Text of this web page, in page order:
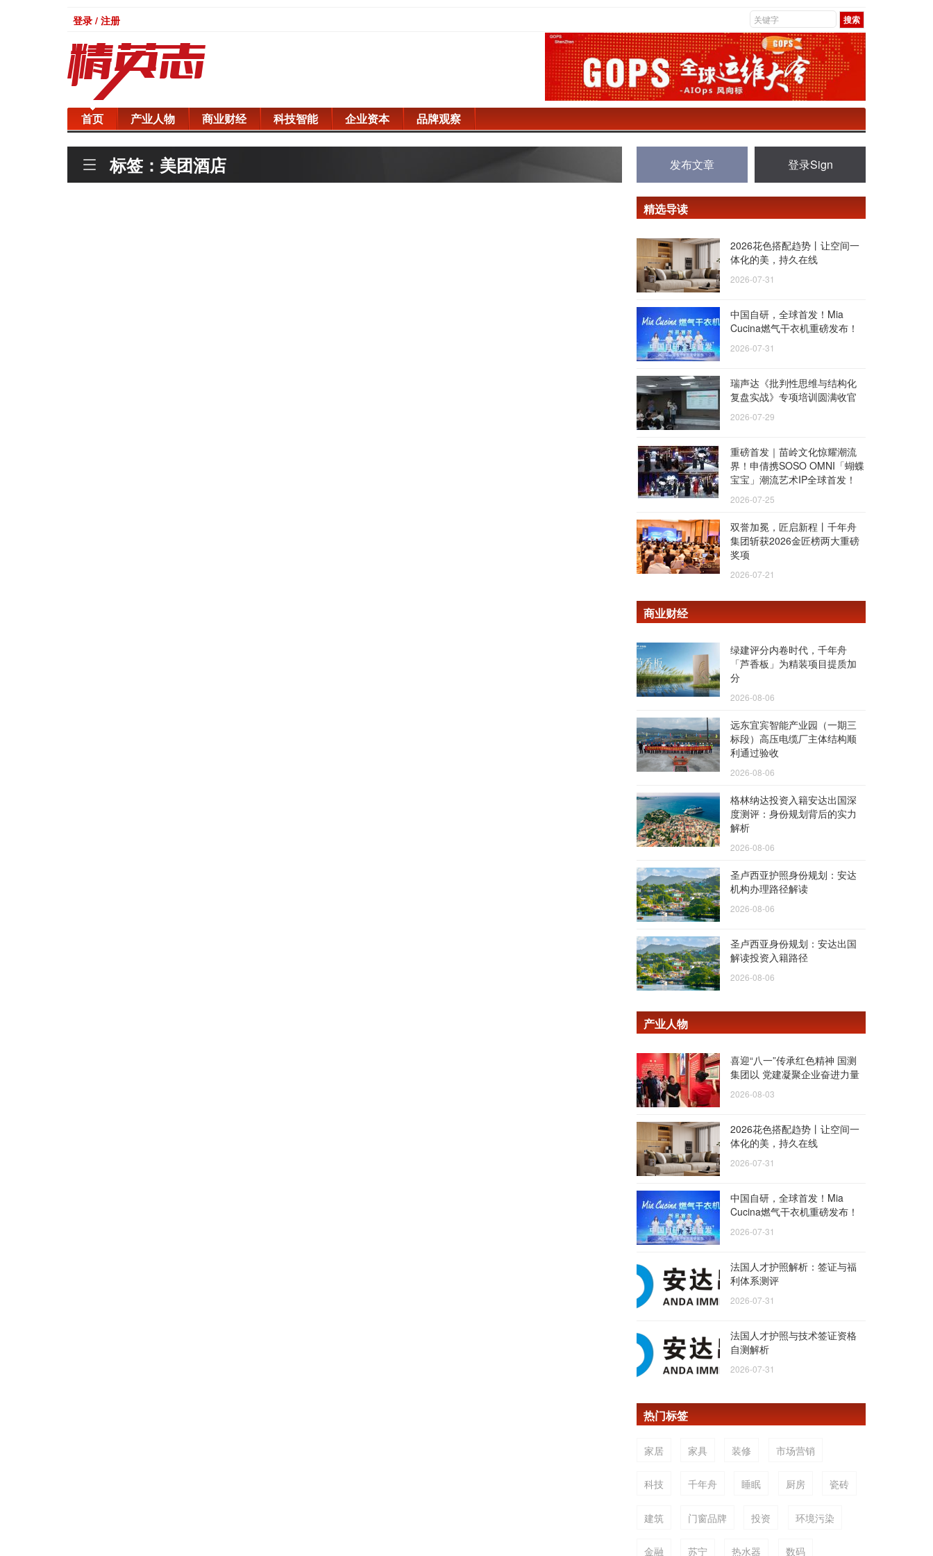
登录 / 注册
首页 产业人物 商业财经 科技智能 企业资本 品牌观察
标签：美团酒店 发布文章 登录Sign
精选导读
2026花色搭配趋势丨让空间一
体化的美，持久在线
2026-07-31
中国自研，全球首发！Mia
Cucina燃气干衣机重磅发布！
2026-07-31
瑞声达《批判性思维与结构化
复盘实战》专项培训圆满收官
2026-07-29
重磅首发｜苗岭文化惊耀潮流
界！申倩携SOSO OMNI「蝴蝶
宝宝」潮流艺术IP全球首发！
2026-07-25
双誉加冕，匠启新程丨千年舟
集团斩获2026金匠榜两大重磅
奖项
2026-07-21
商业财经
绿建评分内卷时代，千年舟
「芦香板」为精装项目提质加
分
2026-08-06
远东宜宾智能产业园（一期三
标段）高压电缆厂主体结构顺
利通过验收
2026-08-06
格林纳达投资入籍安达出国深
度测评：身份规划背后的实力
解析
2026-08-06
圣卢西亚护照身份规划：安达
机构办理路径解读
2026-08-06
圣卢西亚身份规划：安达出国
解读投资入籍路径
2026-08-06
产业人物
喜迎“八一”传承红色精神 国测
集团以 党建凝聚企业奋进力量
2026-08-03
2026花色搭配趋势丨让空间一
体化的美，持久在线
2026-07-31
中国自研，全球首发！Mia
Cucina燃气干衣机重磅发布！
2026-07-31
法国人才护照解析：签证与福
利体系测评
2026-07-31
法国人才护照与技术签证资格
自测解析
2026-07-31
热门标签
家居 家具 装修 市场营销
科技 千年舟 睡眠 厨房 瓷砖
建筑 门窗品牌 投资 环境污染
金融 苏宁 热水器 数码